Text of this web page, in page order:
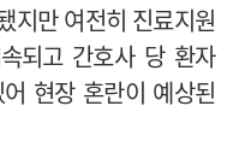
지만 여전히 진료지원
되고 간호사 당 환자
현장 혼란이 예상된